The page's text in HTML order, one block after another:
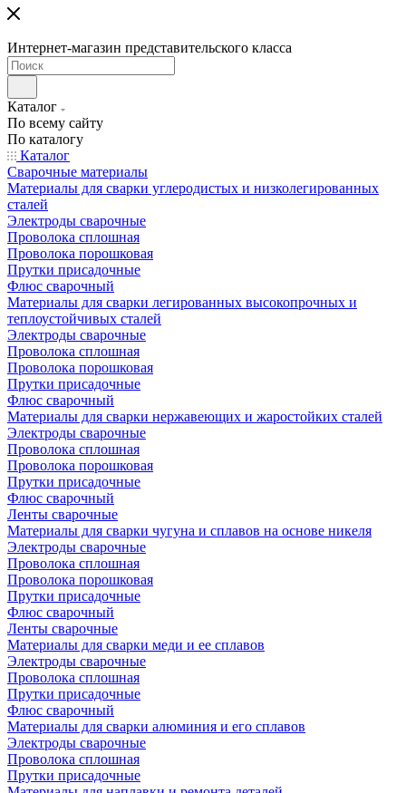
Интернет-магазин представительского класса
Каталог
По всему сайту
По каталогу
Каталог
Сварочные материалы
Материалы для сварки углеродистых и низколегированных
сталей
Электроды сварочные
Проволока сплошная
Проволока порошковая
Прутки присадочные
Флюс сварочный
Материалы для сварки легированных высокопрочных и
теплоустойчивых сталей
Электроды сварочные
Проволока сплошная
Проволока порошковая
Прутки присадочные
Флюс сварочный
Материалы для сварки нержавеющих и жаростойких сталей
Электроды сварочные
Проволока сплошная
Проволока порошковая
Прутки присадочные
Флюс сварочный
Ленты сварочные
Материалы для сварки чугуна и сплавов на основе никеля
Электроды сварочные
Проволока сплошная
Проволока порошковая
Прутки присадочные
Флюс сварочный
Ленты сварочные
Материалы для сварки меди и ее сплавов
Электроды сварочные
Проволока сплошная
Прутки присадочные
Флюс сварочный
Материалы для сварки алюминия и его сплавов
Электроды сварочные
Проволока сплошная
Прутки присадочные